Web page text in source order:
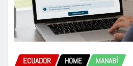
ECUADOR HOME MANABÍ